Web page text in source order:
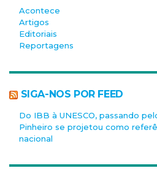
Acontece
Artigos
Editoriais
Reportagens
SIGA-NOS POR FEED
Do IBB à UNESCO, passando
Pinheiro se projetou como
nacional